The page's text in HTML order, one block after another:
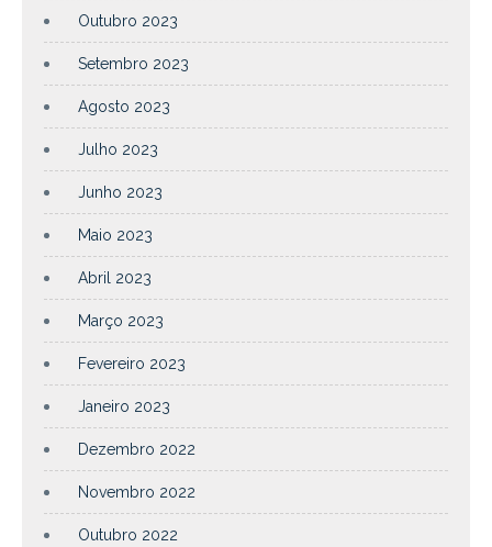
Outubro 2023
Setembro 2023
Agosto 2023
Julho 2023
Junho 2023
Maio 2023
Abril 2023
Março 2023
Fevereiro 2023
Janeiro 2023
Dezembro 2022
Novembro 2022
Outubro 2022